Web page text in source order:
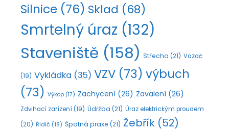
Silnice (76) Sklad (68)
Smrtelný úraz (132)
Staveniště (158) Střecha (21) Vazač
(19) Vykládka (35) VZV (73) výbuch
(73) Výkop (17) Zachycení (26) Zavalení (26)
Zdvihací zařízení (19) Údržba (21) Úraz elektrickým proudem
(20) Řidič (18) Špatná praxe (21) Žebřík (52)